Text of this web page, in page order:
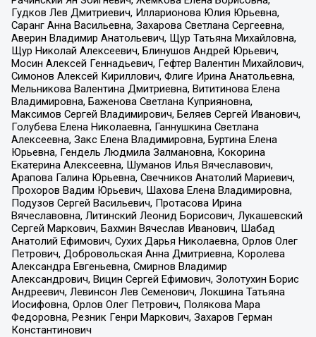
Гудков Лев Дмитриевич, Илларионова Юлия Юрьевна,
Саранг Анна Васильевна, Захарова Светлана Сергеевна,
Аверин Владимир Анатольевич, Щур Татьяна Михайловна,
Щур Николай Алексеевич, Блинушов Андрей Юрьевич,
Мосин Алексей Геннадьевич, Гефтер Валентин Михайлович,
Симонов Алексей Кириллович, Флиге Ирина Анатольевна,
Мельникова Валентина Дмитриевна, Вититинова Елена
Владимировна, Баженова Светлана Куприяновна,
Максимов Сергей Владимирович, Беляев Сергей Иванович,
Голубева Елена Николаевна, Ганнушкина Светлана
Алексеевна, Закс Елена Владимировна, Буртина Елена
Юрьевна, Гендель Людмила Залмановна, Кокорина
Екатерина Алексеевна, Шуманов Илья Вячеславович,
Арапова Галина Юрьевна, Свечников Анатолий Мариевич,
Прохоров Вадим Юрьевич, Шахова Елена Владимировна,
Подузов Сергей Васильевич, Протасова Ирина
Вячеславовна, Литинский Леонид Борисович, Лукашевский
Сергей Маркович, Бахмин Вячеслав Иванович, Шабад
Анатолий Ефимович, Сухих Дарья Николаевна, Орлов Олег
Петрович, Добровольская Анна Дмитриевна, Королева
Александра Евгеньевна, Смирнов Владимир
Александрович, Вицин Сергей Ефимович, Золотухин Борис
Андреевич, Левинсон Лев Семенович, Локшина Татьяна
Иосифовна, Орлов Олег Петрович, Полякова Мара
Федоровна, Резник Генри Маркович, Захаров Герман
Константинович